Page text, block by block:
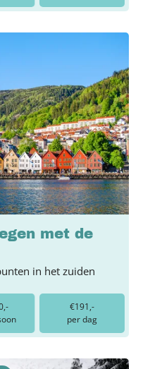
met de
in het zuiden
€191,-
per dag